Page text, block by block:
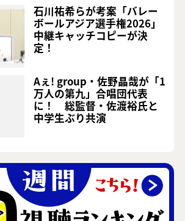
石川祐希らが考案「バレー
ボールアジア選手権2026」
中継キャッチコピーが決
定！
Aぇ! group・佐野晶哉が「1
万人の第九」合唱団代表
に！ 総監督・佐渡裕氏と
中学生ぶり共演